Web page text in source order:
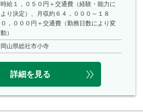
時給１，０５０円＋交通費（経験・能力に
より決定）、月収約６４，０００～１８
０，０００円＋交通費（勤務日数により変
動）
岡山県総社市小寺
詳細を見る